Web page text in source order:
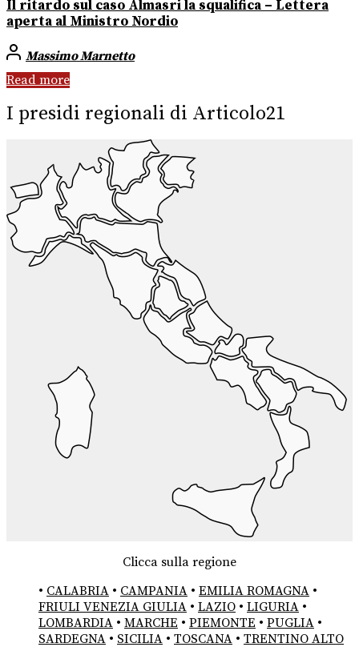
Il ritardo sul caso Almasri la squalifica – Lettera
aperta al Ministro Nordio
Massimo Marnetto
Read more
I presidi regionali di Articolo21
Clicca sulla regione
• CALABRIA • CAMPANIA • EMILIA ROMAGNA •
FRIULI VENEZIA GIULIA • LAZIO • LIGURIA •
LOMBARDIA • MARCHE • PIEMONTE • PUGLIA •
SARDEGNA • SICILIA • TOSCANA • TRENTINO ALTO